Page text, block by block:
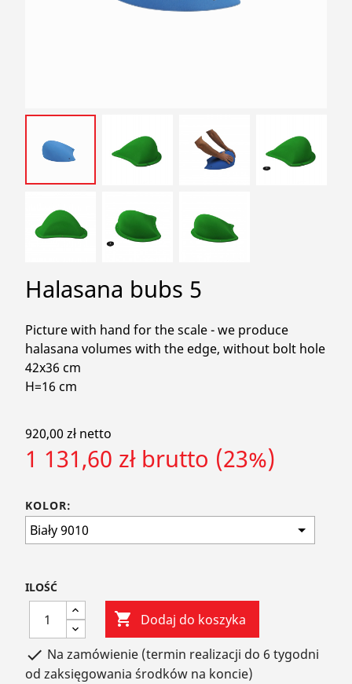
search
Halasana bubs 5
Picture with hand for the scale - we produce
halasana volumes with the edge, without bolt hole
42x36 cm
H=16 cm
920,00 zł netto
1 131,60 zł brutto (23%)
KOLOR:
ILOŚĆ
 Dodaj do koszyka
 Na zamówienie (termin realizacji do 6 tygodni
od zaksięgowania środków na koncie)